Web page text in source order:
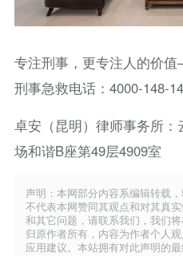
专注刑事，更专注人的价
刑事急救电话：4000-148-
卓安（昆明）律师事务所
场和谐B座第49层4909室
声明：本网部分内容系编辑转载
不代表本网赞同其观点和对其真
和其它问题，请联系我们，我们
归原作者所有，内容为作者个人
应用建议。本站拥有对此声明的最